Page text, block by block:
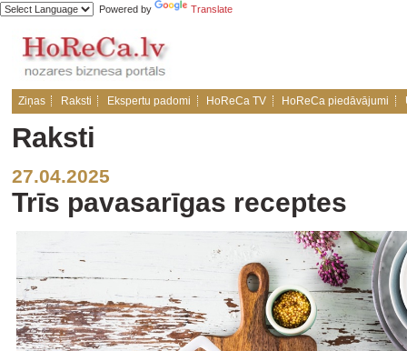
Powered by Translate
Ziņas Raksti Ekspertu padomi HoReCa TV HoReCa piedāvājumi
Raksti
27.04.2025
Trīs pavasarīgas receptes